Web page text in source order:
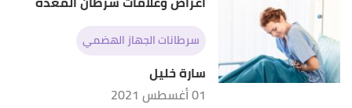
سرطانات الجهاز الهضمي
سارة خليل
01 أغسطس 2021